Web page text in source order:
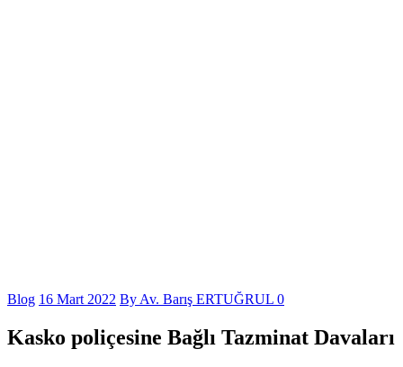
Blog 16 Mart 2022 ByAv. Barış ERTUĞRUL 0
Kasko poliçesine Bağlı Tazminat Davaları